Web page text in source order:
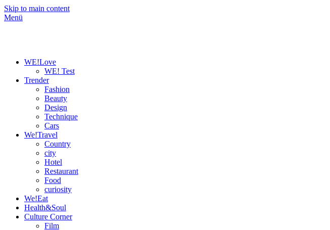
Skip to main content
Menü
WE!Love
WE! Test
Trender
Fashion
Beauty
Design
Technique
Cars
We!Travel
Country
city
Hotel
Restaurant
Food
curiosity
We!Eat
Health&Soul
Culture Corner
Film